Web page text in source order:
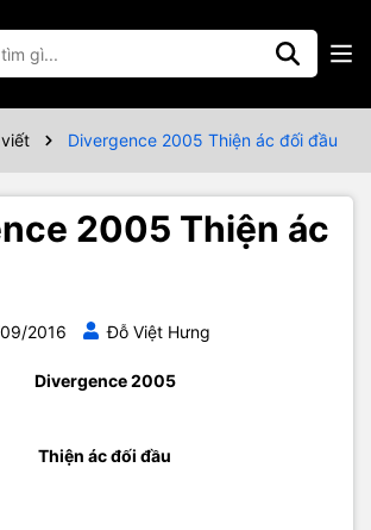
Divergence 2005 Thiện ác đối đầu
2005 Thiện ác
2016 Đỗ Việt Hưng
Divergence 2005
Thiện ác đối đầu